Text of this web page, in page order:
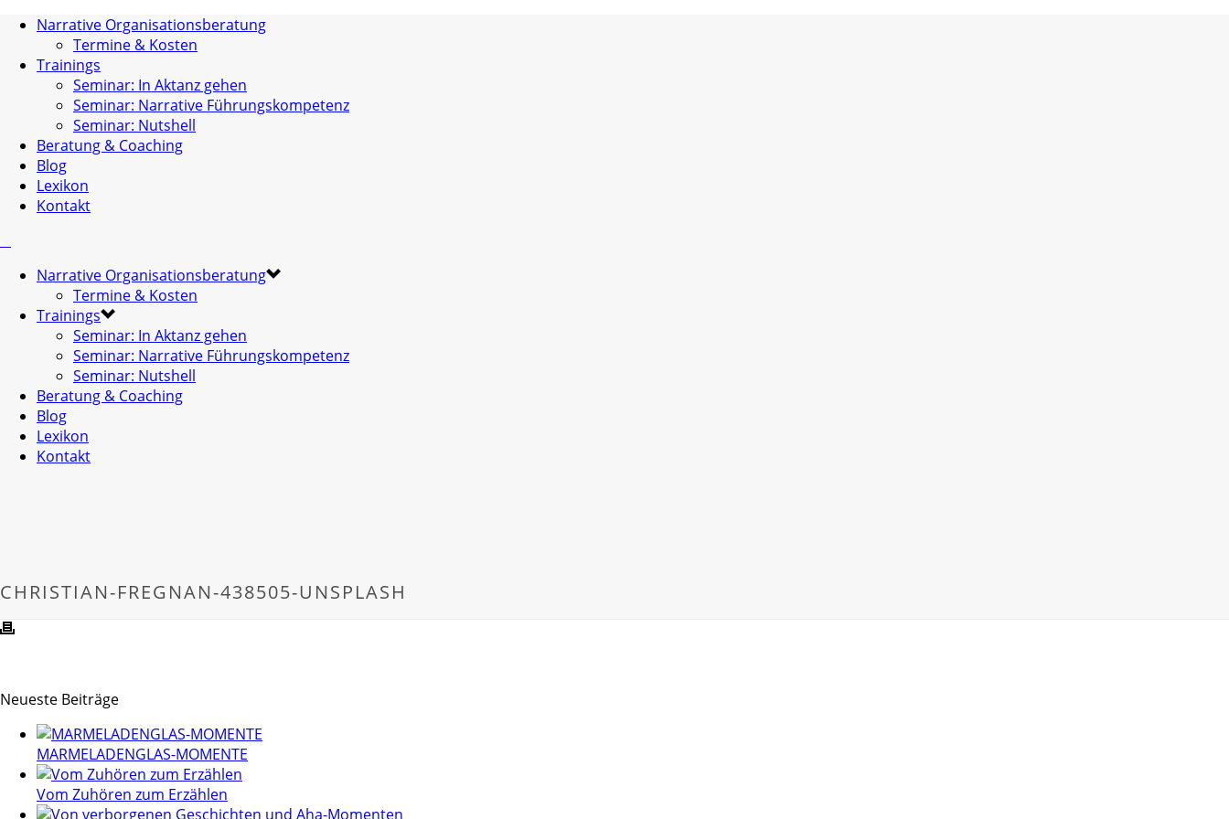
Narrative Organisationsberatung
Termine & Kosten
Trainings
Seminar: In Aktanz gehen
Seminar: Narrative Führungskompetenz
Seminar: Nutshell
Beratung & Coaching
Blog
Lexikon
Kontakt
Narrative Organisationsberatung
Termine & Kosten
Trainings
Seminar: In Aktanz gehen
Seminar: Narrative Führungskompetenz
Seminar: Nutshell
Beratung & Coaching
Blog
Lexikon
Kontakt
CHRISTIAN-FREGNAN-438505-UNSPLASH
Neueste Beiträge
MARMELADENGLAS-MOMENTE
Vom Zuhören zum Erzählen